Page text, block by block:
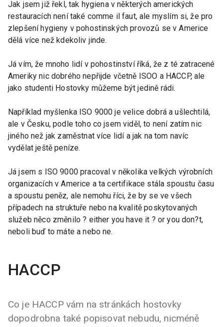
Jak jsem již řekl, tak hygiena v některých amerických
restauracích není také comme il faut, ale myslím si, že pro
zlepšení hygieny v pohostinských provozů se v Americe
dělá více než kdekoliv jinde.
Já vím, že mnoho lidí v pohostinství říká, že z té zatracené
Ameriky nic dobrého nepřijde včetně ISOO a HACCP, ale
jako studenti Hostovky můžeme být jedině rádi.
Například myšlenka ISO 9000 je velice dobrá a ušlechtilá,
ale v Česku, podle toho co jsem viděl, to není zatím nic
jiného než jak zaměstnat více lidí a jak na tom navíc
vydělat ještě peníze.
Já jsem s ISO 9000 pracoval v několika velkých výrobních
organizacích v Americe a ta certifikace stála spoustu času
a spoustu peněz, ale nemohu říci, že by se ve všech
případech na struktuře nebo na kvalitě poskytovaných
služeb něco změnilo ? either you have it ? or you don?t,
neboli buď to máte a nebo ne.
HACCP
Co je HACCP vám na stránkách hostovky
dopodrobna také popisovat nebudu, nicméně